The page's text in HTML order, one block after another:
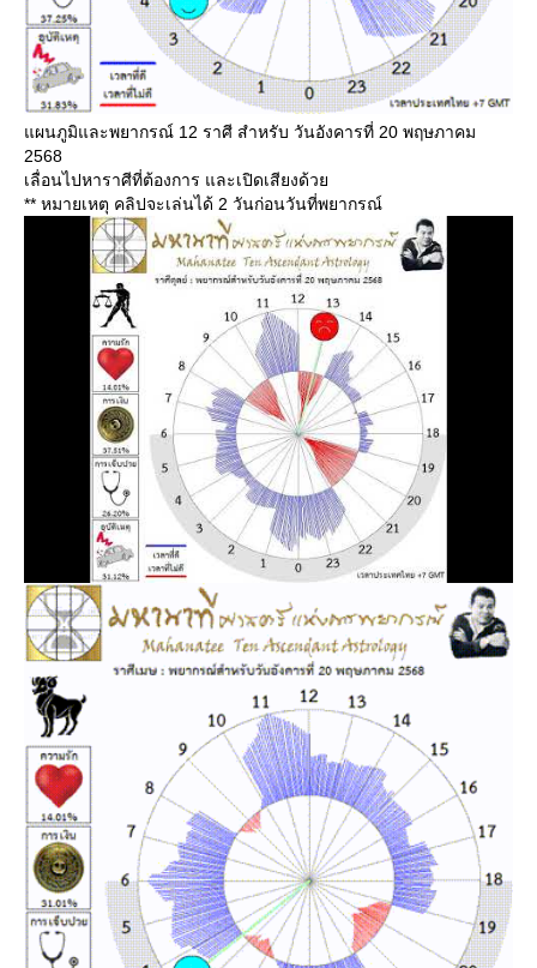
ผนภูมิและพยากรณ์ 12 ราศี สำหรับ วันอังคารที่ 20 พฤษภาคม
2568
เลื่อนไปหาราศีที่ต้องการ และเปิดเสียงด้ว
** หมายเหตุ คลิปจะเล่นได้ 2 วันก่อนวันที่พยากรณ์